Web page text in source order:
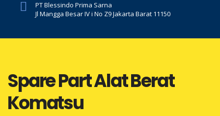
PT Blessindo Prima Sarna
Jl Mangga Besar IV i No Z9 Jakarta Barat 11150
Spare Part Alat Berat
Komatsu